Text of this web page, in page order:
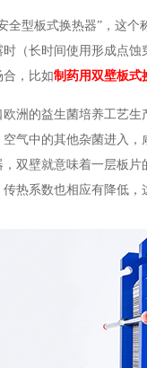
全型板式换热器”，这
（长时间使用形成点
，比如制药用双壁板式
洲的益生菌培养工艺
气中的其他杂菌进入
双壁就意味着一层板
热系数也相应有降低，